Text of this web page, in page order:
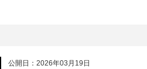
公開日：2026年03月19日